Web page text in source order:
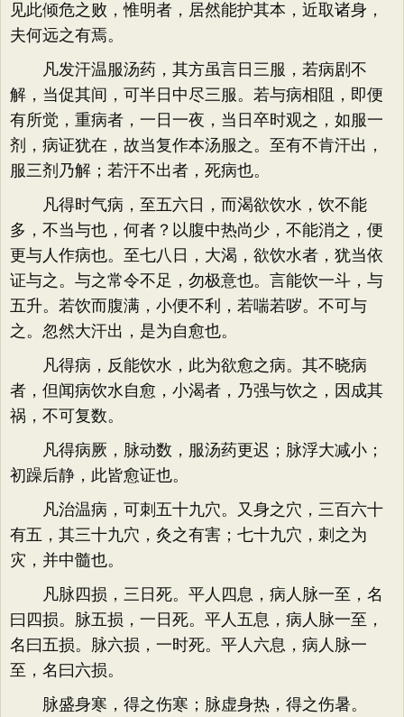
见此倾危之败，惟明者，居然能护其本，近取诸身，
夫何远之有焉。
凡发汗温服汤药，其方虽言日三服，若病剧不
解，当促其间，可半日中尽三服。若与病相阻，即便
有所觉，重病者，一日一夜，当日卒时观之，如服一
剂，病证犹在，故当复作本汤服之。至有不肯汗出，
服三剂乃解；若汗不出者，死病也。
凡得时气病，至五六日，而渴欲饮水，饮不能
多，不当与也，何者？以腹中热尚少，不能消之，便
更与人作病也。至七八日，大渴，欲饮水者，犹当依
证与之。与之常令不足，勿极意也。言能饮一斗，与
五升。若饮而腹满，小便不利，若喘若哕。不可与
之。忽然大汗出，是为自愈也。
凡得病，反能饮水，此为欲愈之病。其不晓病
者，但闻病饮水自愈，小渴者，乃强与饮之，因成其
祸，不可复数。
凡得病厥，脉动数，服汤药更迟；脉浮大减小；
初躁后静，此皆愈证也。
凡治温病，可刺五十九穴。又身之穴，三百六十
有五，其三十九穴，灸之有害；七十九穴，刺之为
灾，并中髓也。
凡脉四损，三日死。平人四息，病人脉一至，名
曰四损。脉五损，一日死。平人五息，病人脉一至，
名曰五损。脉六损，一时死。平人六息，病人脉一
至，名曰六损。
脉盛身寒，得之伤寒；脉虚身热，得之伤暑。